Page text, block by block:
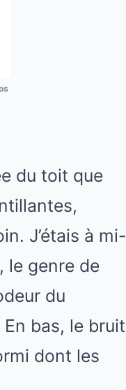
du toit que
J’étais à mi-
le genre de
du
bas, le bruit
dont les